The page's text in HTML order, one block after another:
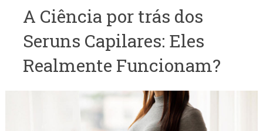
A Ciência por trás dos
Seruns Capilares: Eles
Realmente Funcionam?